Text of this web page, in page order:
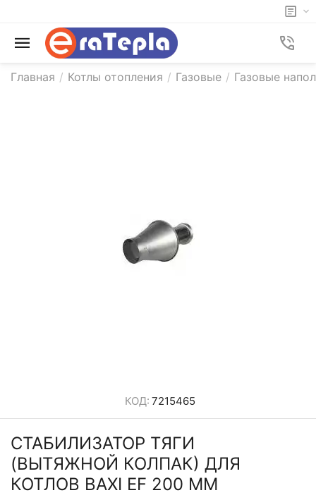
Главная / Котлы отопления / Газовые / Газовые
КОД: 7215465
СТАБИЛИЗАТОР ТЯГИ
(ВЫТЯЖНОЙ КОЛПАК) ДЛЯ
КОТЛОВ BAXI EF 200 ММ